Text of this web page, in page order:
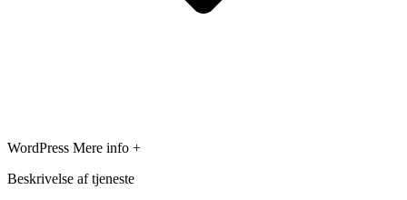
WordPress Mere info +
Beskrivelse af tjeneste